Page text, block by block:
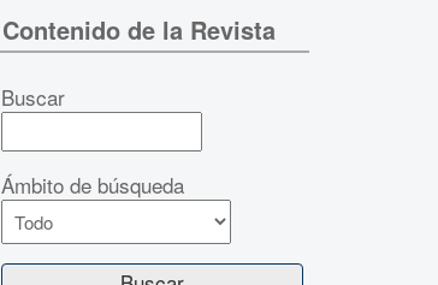
Contenido de la Revista
Buscar
Ámbito de búsqueda